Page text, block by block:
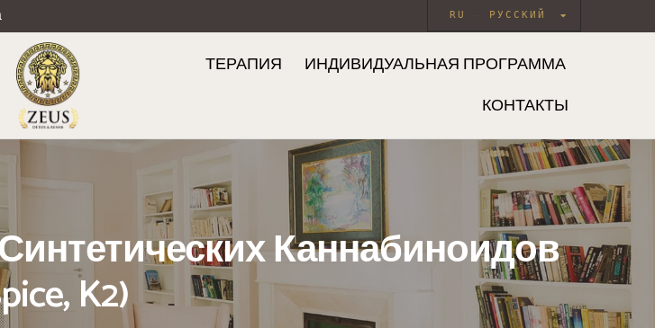
РУССКИЙ
RU
ТЕРАПИЯ
ИНДИВИДУАЛЬНАЯ ПРОГРАММА
КОНТАКТЫ
Каннабиноидов
K2)